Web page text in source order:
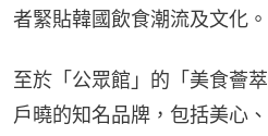
者緊貼韓國飲食潮流及文化。
至於「公眾館」的「美食薈
戶曉的知名品牌，包括美心